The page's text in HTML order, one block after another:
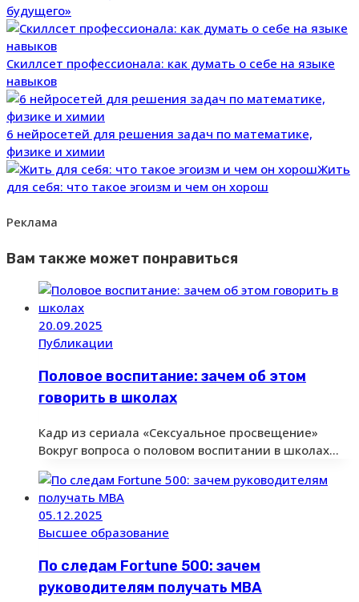
будущего»
Скиллсет профессионала: как думать о себе на языке
навыков
6 нейросетей для решения задач по математике,
физике и химии
Жить
для себя: что такое эгоизм и чем он хорош
Реклама
Вам также может понравиться
20.09.2025
Публикации
Половое воспитание: зачем об этом
говорить в школах
Кадр из сериала «Сексуальное просвещение»
Вокруг вопроса о половом воспитании в школах…
05.12.2025
Высшее образование
По следам Fortune 500: зачем
руководителям получать MBA